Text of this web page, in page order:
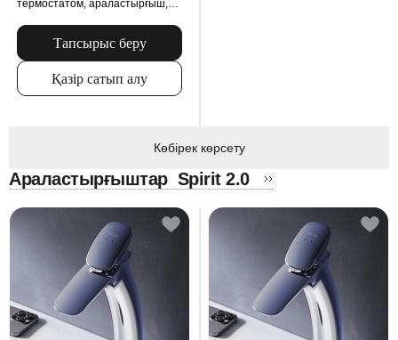
термостатом, араластырғыш,
Тапсырыс беру
Қазір сатып алу
Көбірек көрсету
Араластырғыштар Spirit 2.0